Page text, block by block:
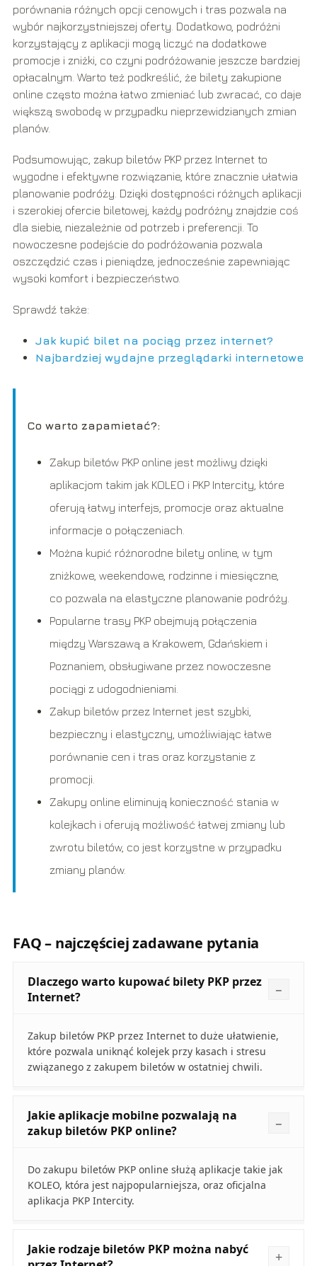
porównania różnych opcji cenowych i tras pozwala na
wybór najkorzystniejszej oferty. Dodatkowo, podróżni
korzystający z aplikacji mogą liczyć na dodatkowe
promocje i zniżki, co czyni podróżowanie jeszcze bardziej
opłacalnym. Warto też podkreślić, że bilety zakupione
online często można łatwo zmieniać lub zwracać, co daje
większą swobodę w przypadku nieprzewidzianych zmian
planów.
Podsumowując, zakup biletów PKP przez Internet to
wygodne i efektywne rozwiązanie, które znacznie ułatwia
planowanie podróży. Dzięki dostępności różnych aplikacji
i szerokiej ofercie biletowej, każdy podróżny znajdzie coś
dla siebie, niezależnie od potrzeb i preferencji. To
nowoczesne podejście do podróżowania pozwala
oszczędzić czas i pieniądze, jednocześnie zapewniając
wysoki komfort i bezpieczeństwo.
Sprawdź także:
Jak kupić bilet na pociąg przez internet?
Najbardziej wydajne przeglądarki internetowe
Co warto zapamietać?:
Zakup biletów PKP online jest możliwy dzięki
aplikacjom takim jak KOLEO i PKP Intercity, które
oferują łatwy interfejs, promocje oraz aktualne
informacje o połączeniach.
Można kupić różnorodne bilety online, w tym
zniżkowe, weekendowe, rodzinne i miesięczne,
co pozwala na elastyczne planowanie podróży.
Popularne trasy PKP obejmują połączenia
między Warszawą a Krakowem, Gdańskiem i
Poznaniem, obsługiwane przez nowoczesne
pociągi z udogodnieniami.
Zakup biletów przez Internet jest szybki,
bezpieczny i elastyczny, umożliwiając łatwe
porównanie cen i tras oraz korzystanie z
promocji.
Zakupy online eliminują konieczność stania w
kolejkach i oferują możliwość łatwej zmiany lub
zwrotu biletów, co jest korzystne w przypadku
zmiany planów.
FAQ – najczęściej zadawane pytania
Dlaczego warto kupować bilety PKP przez
Internet?
Zakup biletów PKP przez Internet to duże ułatwienie,
które pozwala uniknąć kolejek przy kasach i stresu
związanego z zakupem biletów w ostatniej chwili.
Jakie aplikacje mobilne pozwalają na
zakup biletów PKP online?
Do zakupu biletów PKP online służą aplikacje takie jak
KOLEO, która jest najpopularniejsza, oraz oficjalna
aplikacja PKP Intercity.
Jakie rodzaje biletów PKP można nabyć